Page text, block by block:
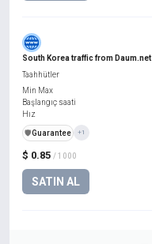
South Korea traffic from Daum.net
$ 0.85 / 1000
SATIN AL
Taahhütler
Min Max
Başlangıç saati
Hız
️🛡️Guarantee +1